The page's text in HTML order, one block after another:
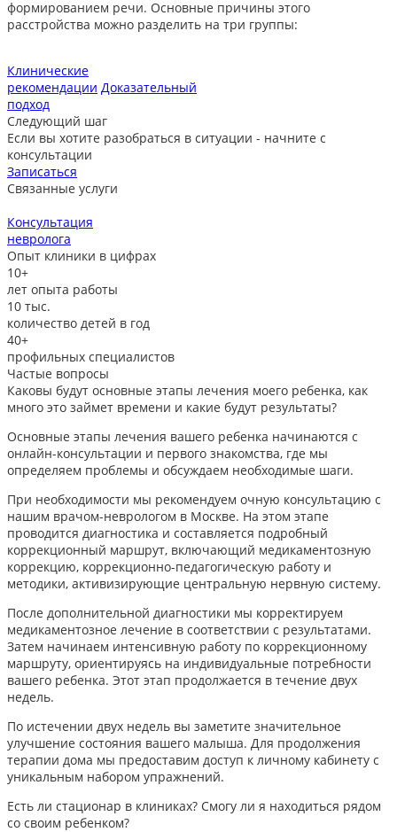
формированием речи. Основные причины этого
расстройства можно разделить на три группы:
Клинические
рекомендации Доказательный
подход
Следующий шаг
Если вы хотите разобраться в ситуации - начните с
консультации
Записаться
Связанные услуги
Консультация
невролога
Опыт клиники в цифрах
10+
лет опыта работы
10 тыс.
количество детей в год
40+
профильных специалистов
Частые вопросы
Каковы будут основные этапы лечения моего ребенка, как
много это займет времени и какие будут результаты?
Основные этапы лечения вашего ребенка начинаются с
онлайн-консультации и первого знакомства, где мы
определяем проблемы и обсуждаем необходимые шаги.
При необходимости мы рекомендуем очную консультацию с
нашим врачом-неврологом в Москве. На этом этапе
проводится диагностика и составляется подробный
коррекционный маршрут, включающий медикаментозную
коррекцию, коррекционно-педагогическую работу и
методики, активизирующие центральную нервную систему.
После дополнительной диагностики мы корректируем
медикаментозное лечение в соответствии с результатами.
Затем начинаем интенсивную работу по коррекционному
маршруту, ориентируясь на индивидуальные потребности
вашего ребенка. Этот этап продолжается в течение двух
недель.
По истечении двух недель вы заметите значительное
улучшение состояния вашего малыша. Для продолжения
терапии дома мы предоставим доступ к личному кабинету с
уникальным набором упражнений.
Есть ли стационар в клиниках? Смогу ли я находиться рядом
со своим ребенком?